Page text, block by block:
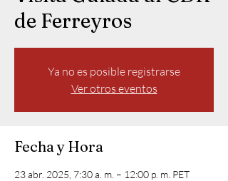
de Ferreyros
Ya no es posible registrarse
Ver otros eventos
Fecha y Hora
23 abr. 2025, 7:30 a. m. – 12:00 p. m. PET